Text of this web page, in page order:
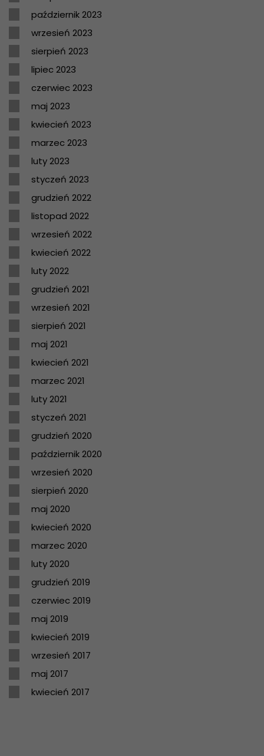
październik 2023
wrzesień 2023
sierpień 2023
lipiec 2023
czerwiec 2023
maj 2023
kwiecień 2023
marzec 2023
luty 2023
styczeń 2023
grudzień 2022
listopad 2022
wrzesień 2022
kwiecień 2022
luty 2022
grudzień 2021
wrzesień 2021
sierpień 2021
maj 2021
kwiecień 2021
marzec 2021
luty 2021
styczeń 2021
grudzień 2020
październik 2020
wrzesień 2020
sierpień 2020
maj 2020
kwiecień 2020
marzec 2020
luty 2020
grudzień 2019
czerwiec 2019
maj 2019
kwiecień 2019
wrzesień 2017
maj 2017
kwiecień 2017